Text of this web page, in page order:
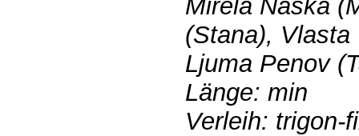
Mirela Naska
(Stana),
Ljuma Penov
Länge: min
Verleih: trigon-